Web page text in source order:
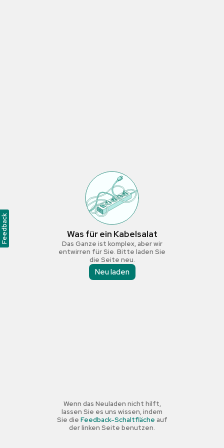
Feedback Was für ein Kabelsalat
Das Ganze ist komplex, aber wir
entwirren für Sie. Bitte laden Sie
die Seite neu.
Neu laden
Wenn das Neuladen nicht hilft,
lassen Sie es uns wissen, indem
Sie die Feedback-Schaltfläche auf
der linken Seite benutzen.